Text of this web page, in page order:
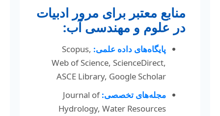
منابع معتبر برای مرور ادبیات
در علوم و مهندسی آب:
پایگاه‌های داده علمی: Scopus,
Web of Science, ScienceDirect,
ASCE Library, Google Scholar
مجله‌های تخصصی: Journal of
Hydrology, Water Resources